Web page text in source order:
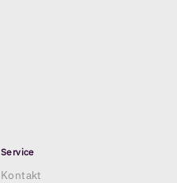
Service
Kontakt